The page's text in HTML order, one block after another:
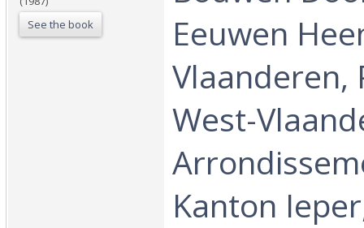
See the book
Eeuwen
Vlaanderen,
West-
Kanton